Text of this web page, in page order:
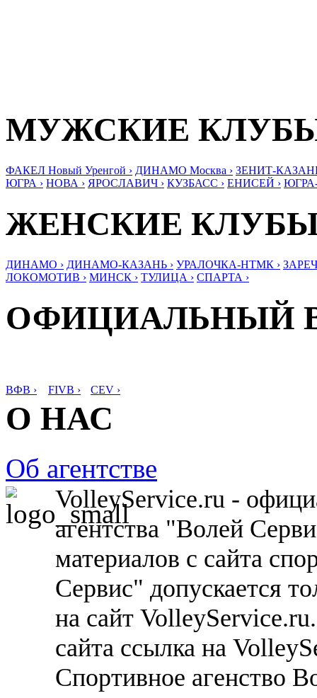
МУЖСКИЕ
ФАКЕЛ Новый Уренгой › ДИНАМО Москва › ЗЕНИТ-
ЮГРА › НОВА › ЯРОСЛАВИЧ › КУЗБАСС › ЕНИСЕЙ ›
ЖЕНСКИЕ
ДИНАМО › ДИНАМО-КАЗАНЬ › УРАЛОЧКА-НТМК ›
ЛОКОМОТИВ › МИНСК › ТУЛИЦА › СПАРТА ›
ОФИЦИАЛЬНЫЙ
ВФВ › FIVB › CEV ›
О НАС
Об агентстве
VolleyService.ru -
агентства "Волей
материалов с сайта
Сервис" допускается
на сайт
сайта ссылка на
Спортивное агенство